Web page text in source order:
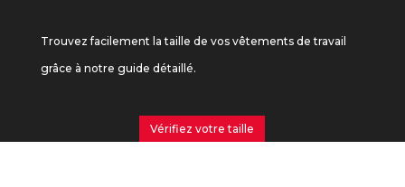
Trouvez facilement la taille de vos vêtements de travail
grâce à notre guide détaillé.
Vérifiez votre taille